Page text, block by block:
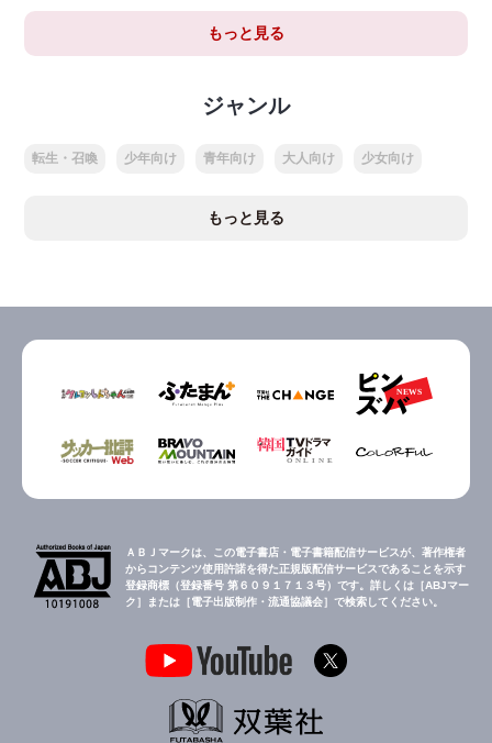
もっと見る
ジャンル
転生・召喚 少年向け 青年向け 大人向け 少女向け
もっと見る
ＡＢＪマークは、この電子書店・電子書籍配信サービスが、著作権者
からコンテンツ使用許諾を得た正規版配信サービスであることを示す
登録商標（登録番号 第６０９１７１３号）です。詳しくは［ABJマー
ク］または［電子出版制作・流通協議会］で検索してください。